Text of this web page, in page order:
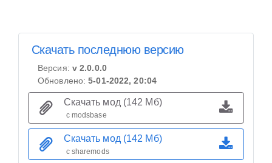
Скачать последнюю версию
Версия: v 2.0.0.0
Обновлено:5-01-2022, 20:04
Скачать мод (142 Мб)
с modsbase
Скачать мод (142 Мб)
с sharemods